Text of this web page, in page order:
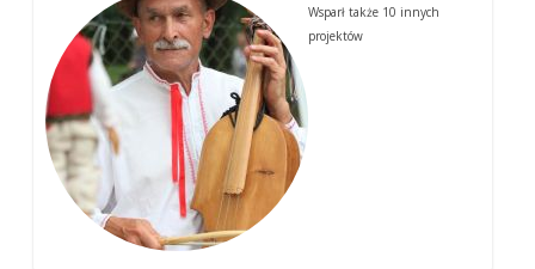
Wsparł także 10 innych
projektów